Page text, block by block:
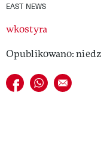
EAST NEWS
wkostyra
Opublikowano:
Udostępnij na
Udostępnij na
E-mail do